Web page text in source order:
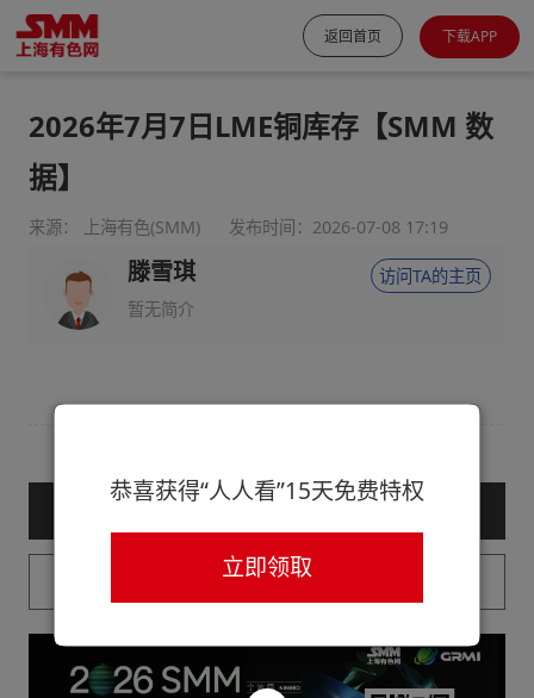
返回首页 下载APP
2026年7月7日LME铜库存【SMM 数
据】
来源： 上海有色(SMM) 发布时间：2026-07-08 17:19
滕雪琪
暂无简介
访问TA的主页
— 购买服务后查看全文 —
已购买用户请登录
恭喜获得“人人看”15天免费特权
立即领取